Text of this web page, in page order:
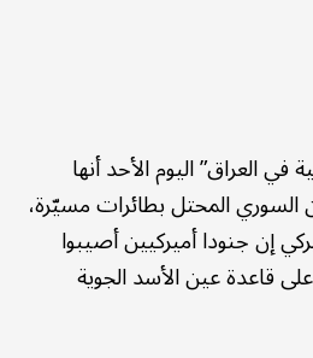
في العراق” اليوم الأحد أنها
المحتل بطائرات مسيّرة،
إن جنودا أميركيين أصيبوا
قاعدة عين الأسد الجوية